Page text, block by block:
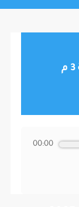
موجز أخبار الساعة 3 م
00:00